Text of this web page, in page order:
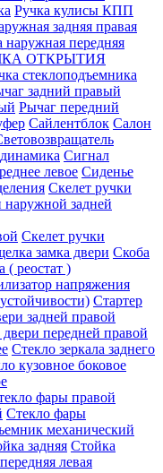
Ручка кулисы КПП
задняя правая
наружная передняя
ОТКРЫТИЯ
стеклоподъемника
задний правый
Рычаг передний
Сайлентблок Салон
Сигнал
левое Сиденье
Скелет ручки
наружной задней
Скелет ручки
замка двери Скоба
( реостат )
напряжения
Стартер
задней правой
передней правой
Стекло зеркала заднего
кузовное боковое
фары правой
Стекло фары
механический
задняя Стойка
левая